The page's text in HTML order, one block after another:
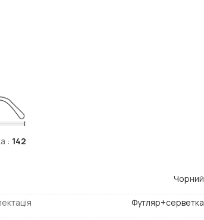
: 142
Чорний
Футляр+серветка